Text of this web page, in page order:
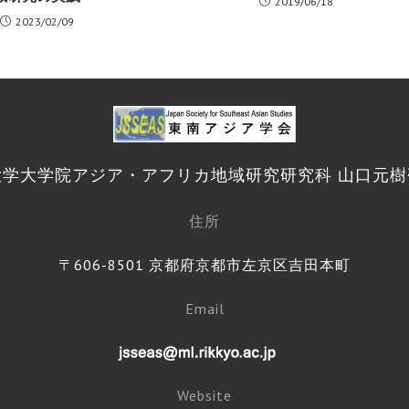
2023/02/09
大学院アジア・アフリカ地域研究研究科 山口元
住所
〒606-8501 京都府京都市左京区吉田本町
Email
Website